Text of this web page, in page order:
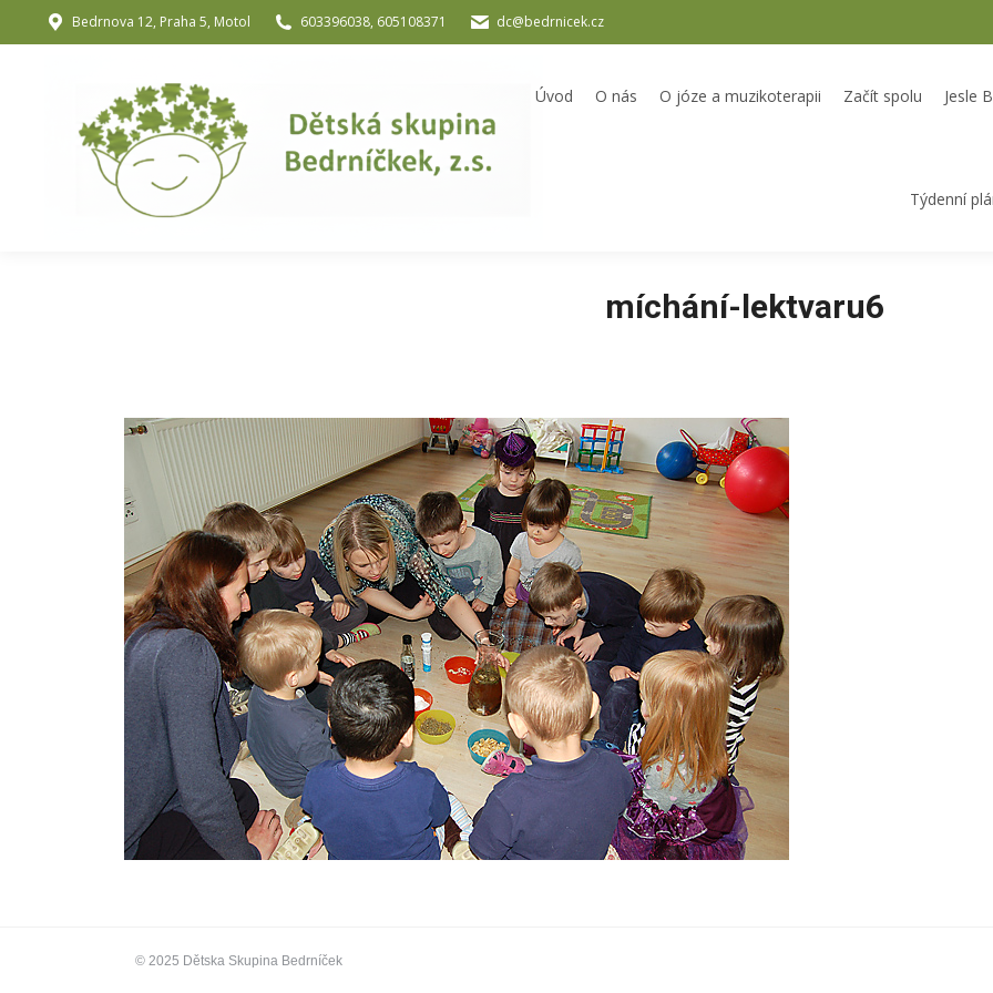
Bedrnova 12, Praha 5, Motol 603396038, 605108371 dc@bedrnicek.cz
Úvod O nás O józe a muzikoterapii Začít spolu Jesle
Týdenní
míchání-lektvaru6
© 2025 Dětska Skupina Bedrníček
Úvod O nás O józe a muzikoterapii Začít spolu Jesle Bedrníček Školka Bedrníček